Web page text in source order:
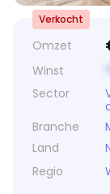
Omzet
Winst
Sector
Branche
Land
Regio
Verkocht